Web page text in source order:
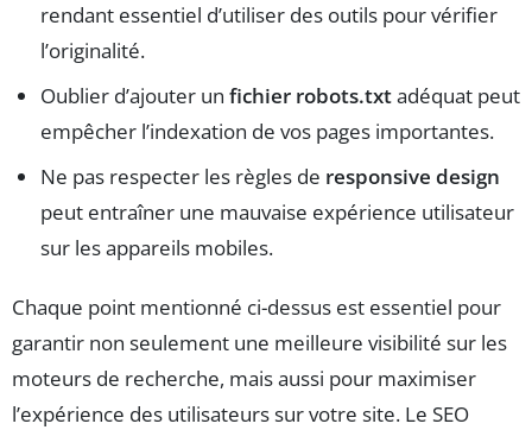
rendant essentiel d’utiliser des outils pour vérifier
l’originalité.
Oublier d’ajouter un fichier robots.txtadéquat peut
empêcher l’indexation de vos pages importantes.
Ne pas respecter les règles de responsive design
peut entraîner une mauvaise expérience utilisateur
sur les appareils mobiles.
Chaque point mentionné ci-dessus est essentiel pour
garantir non seulement une meilleure visibilité sur les
moteurs de recherche, mais aussi pour maximiser
l’expérience des utilisateurs sur votre site. Le SEO